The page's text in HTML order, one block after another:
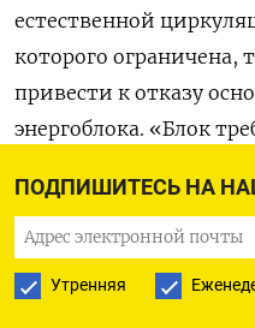
ПОДПИШИТЕСЬ НА
Утренняя
естественной
которого ограничена,
привести к отказу
энергоблока. «Блок
в «Энергоатоме».
Там добавили, что
специалистов в 7:00 2